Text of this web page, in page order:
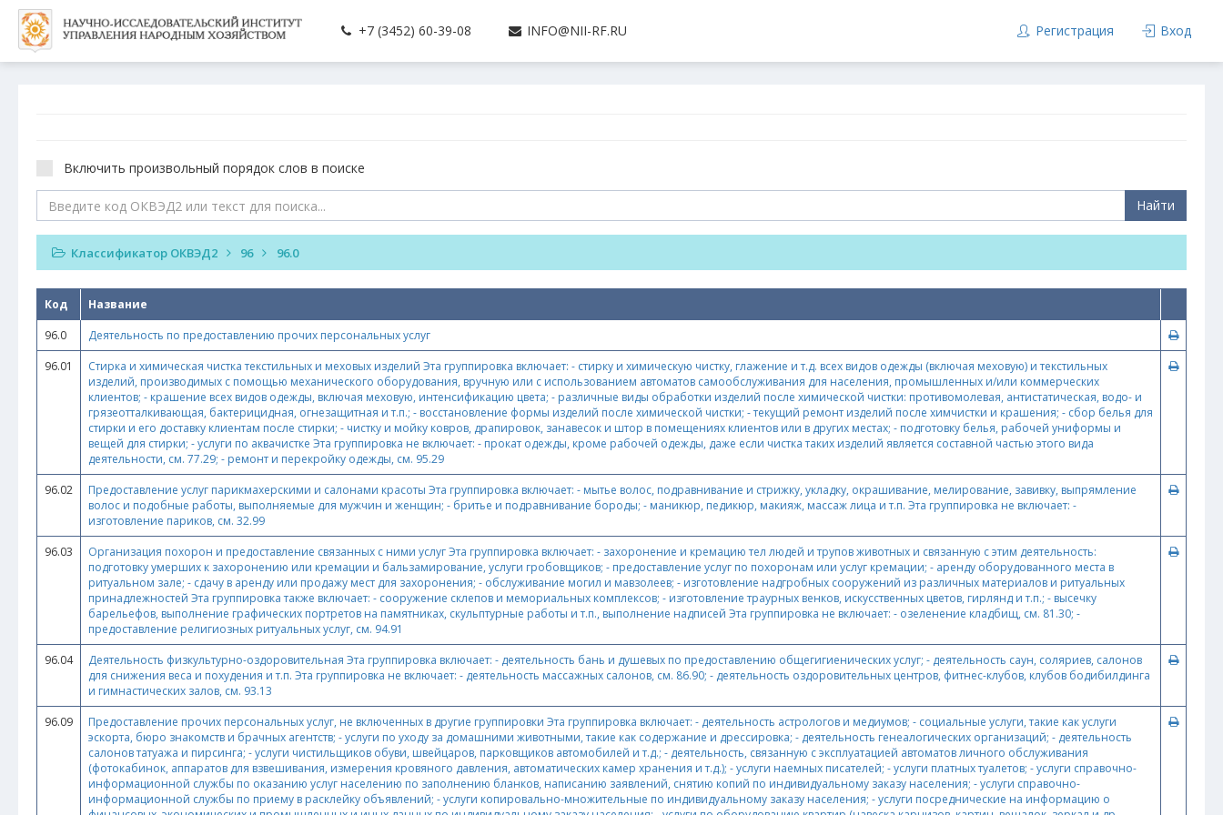
+7 (3452) 60-39-08 INFO@NII-RF.RU Регистрация Вход
Включить произвольный порядок слов в поиске
Найти
Классификатор ОКВЭД2 96 96.0
Код
Название
96.0
Деятельность по предоставлению прочих персональных услуг
96.01
Стирка и химическая чистка текстильных и меховых изделий Эта группировка включает: - стирку и химическую чистку, глажение и т.д. всех видов одежды (включая меховую) и текстильных
изделий, производимых с помощью механического оборудования, вручную или с использованием автоматов самообслуживания для населения, промышленных и/или коммерческих
клиентов; - крашение всех видов одежды, включая меховую, интенсификацию цвета; - различные виды обработки изделий после химической чистки: противомолевая, антистатическая, водо- и
грязеотталкивающая, бактерицидная, огнезащитная и т.п.; - восстановление формы изделий после химической чистки; - текущий ремонт изделий после химчистки и крашения; - сбор белья для
стирки и его доставку клиентам после стирки; - чистку и мойку ковров, драпировок, занавесок и штор в помещениях клиентов или в других местах; - подготовку белья, рабочей униформы и
вещей для стирки; - услуги по аквачистке Эта группировка не включает: - прокат одежды, кроме рабочей одежды, даже если чистка таких изделий является составной частью этого вида
деятельности, см. 77.29; - ремонт и перекройку одежды, см. 95.29
96.02
Предоставление услуг парикмахерскими и салонами красоты Эта группировка включает: - мытье волос, подравнивание и стрижку, укладку, окрашивание, мелирование, завивку, выпрямление
волос и подобные работы, выполняемые для мужчин и женщин; - бритье и подравнивание бороды; - маникюр, педикюр, макияж, массаж лица и т.п. Эта группировка не включает: -
изготовление париков, см. 32.99
96.03
Организация похорон и предоставление связанных с ними услуг Эта группировка включает: - захоронение и кремацию тел людей и трупов животных и связанную с этим деятельность:
подготовку умерших к захоронению или кремации и бальзамирование, услуги гробовщиков; - предоставление услуг по похоронам или услуг кремации; - аренду оборудованного места в
ритуальном зале; - сдачу в аренду или продажу мест для захоронения; - обслуживание могил и мавзолеев; - изготовление надгробных сооружений из различных материалов и ритуальных
принадлежностей Эта группировка также включает: - сооружение склепов и мемориальных комплексов; - изготовление траурных венков, искусственных цветов, гирлянд и т.п.; - высечку
барельефов, выполнение графических портретов на памятниках, скульптурные работы и т.п., выполнение надписей Эта группировка не включает: - озеленение кладбищ, см. 81.30; -
предоставление религиозных ритуальных услуг, см. 94.91
96.04
Деятельность физкультурно-оздоровительная Эта группировка включает: - деятельность бань и душевых по предоставлению общегигиенических услуг; - деятельность саун, соляриев, салонов
для снижения веса и похудения и т.п. Эта группировка не включает: - деятельность массажных салонов, см. 86.90; - деятельность оздоровительных центров, фитнес-клубов, клубов бодибилдинга
и гимнастических залов, см. 93.13
96.09
Предоставление прочих персональных услуг, не включенных в другие группировки Эта группировка включает: - деятельность астрологов и медиумов; - социальные услуги, такие как услуги
эскорта, бюро знакомств и брачных агентств; - услуги по уходу за домашними животными, такие как содержание и дрессировка; - деятельность генеалогических организаций; - деятельность
салонов татуажа и пирсинга; - услуги чистильщиков обуви, швейцаров, парковщиков автомобилей и т.д.; - деятельность, связанную с эксплуатацией автоматов личного обслуживания
(фотокабинок, аппаратов для взвешивания, измерения кровяного давления, автоматических камер хранения и т.д.); - услуги наемных писателей; - услуги платных туалетов; - услуги справочно-
информационной службы по оказанию услуг населению по заполнению бланков, написанию заявлений, снятию копий по индивидуальному заказу населения; - услуги справочно-
информационной службы по приему в расклейку объявлений; - услуги копировально-множительные по индивидуальному заказу населения; - услуги посреднические на информацию о